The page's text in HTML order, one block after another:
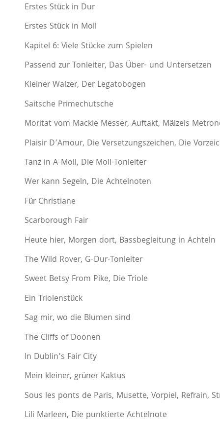
Erstes Stück in Dur
Erstes Stück in Moll
Kapitel 6: Viele Stücke zum Spielen
Passend zur Tonleiter, Das Über- und Untersetzen
Kleiner Walzer, Der Legatobogen
Saitsche Primechutsche
Moritat vom Mackie Messer, Auftakt, Mälzels
Plaisir D’Amour, Die Versetzungszeichen, Die
Tanz in A-Moll, Die Moll-Tonleiter
Wer kann Segeln, Die Achtelnoten
Für Christiane
Scarborough Fair
Heute hier, Morgen dort, Bassbegleitung in Achteln
The Wild Rover, G-Dur-Tonleiter
Sweet Betsy From Pike, Die Triole
Ein Triolenstück
Sag mir, wo die Blumen sind
The Cliffs of Doonen
In Dublin’s Fair City
Mein kleiner, grüner Kaktus
Sous les ponts de Paris, Musette, Vorpiel, Refrain,
Lili Marleen, Die punktierte Achtelnote